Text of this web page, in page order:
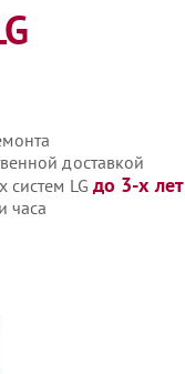
доставкой
систем LG до 3-х лет
часа